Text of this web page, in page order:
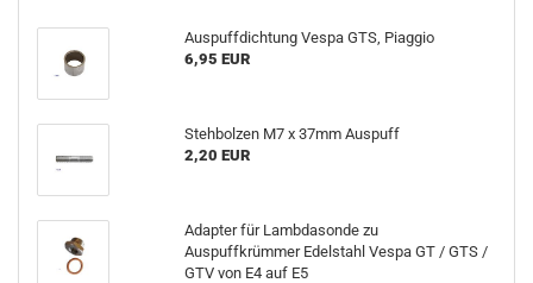
Auspuffdichtung Vespa GTS, Piaggio
6,95 EUR
Stehbolzen M7 x 37mm Auspuff
2,20 EUR
Adapter für Lambdasonde zu
Auspuffkrümmer Edelstahl Vespa GT / GTS /
GTV von E4 auf E5